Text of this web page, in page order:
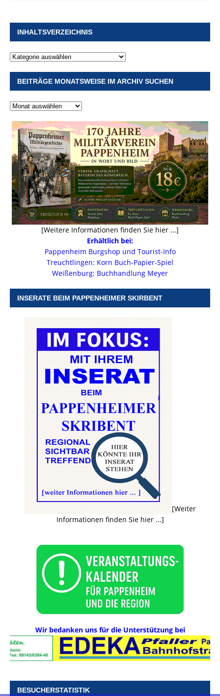
INHALTSVERZEICHNIS
BEITRÄGE MONATSWEISE IM ARCHIV SUCHEN
[Weitere Informationen finden Sie hier ...]
Erhältlich bei:
Pappenheim Burgshop und Tourist-Info
Treuchtlingen: Korn Buch-Papier-Spiel
Weißenburg: Buchhandlung Meyer
INSERATE BEIM PAPPENHEIMER SKIRBENT
[Weiter
Informationen finden Sie hier ...]
Wir bedanken uns für die Unterstützung bei
BESUCHERSTATISTIK